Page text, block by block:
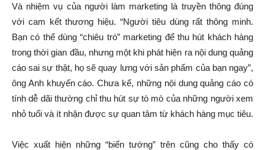
Và nhiệm vụ của người làm marketing là truyền thông đúng
với cam kết thương hiệu. “Người tiêu dùng rất thông minh.
Bạn có thể dùng “chiêu trò” marketing để thu hút khách hàng
trong thời gian đầu, nhưng một khi phát hiện ra nội dung quảng
cáo sai sự thật, họ sẽ quay lưng với sản phẩm của bạn ngay”,
ông Anh khuyến cáo. Chưa kể, những nội dung quảng cáo có
tính dễ dãi thường chỉ thu hút sự tò mò của những người xem
nhỏ tuổi và ít nhận được sự quan tâm từ khách hàng mục tiêu.
Việc xuất hiện những “biến tướng” trên cũng cho thấy có